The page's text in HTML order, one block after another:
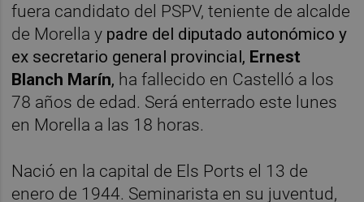
fuera candidato del PSPV, teniente de alcalde
de Morella y padre del diputado autonómico y
ex secretario general provincial, Ernest
Blanch Marín, ha fallecido en Castelló a los
78 años de edad. Será enterrado este lunes
en Morella a las 18 horas.
Nació en la capital de Els Ports el 13 de
enero de 1944. Seminarista en su juventud,